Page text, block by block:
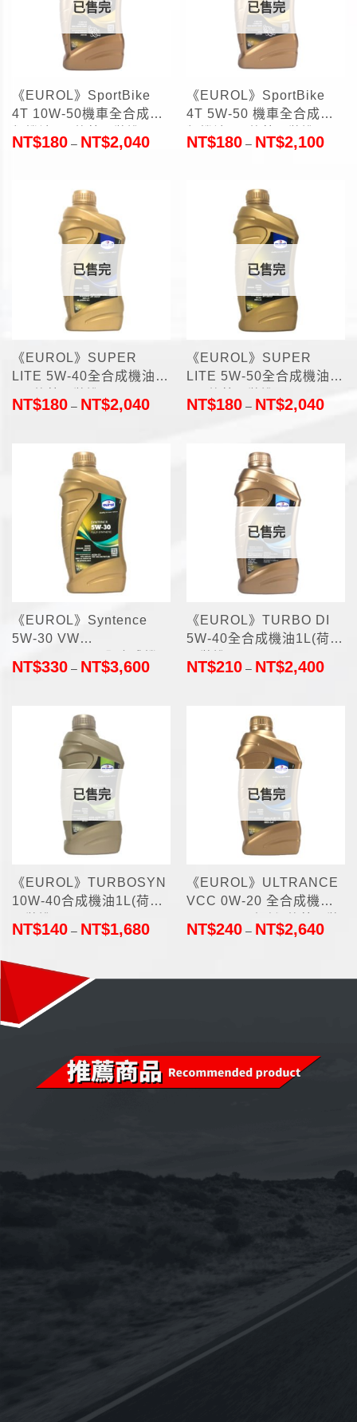
已售完
《EUROL》SportBike
4T 10W-50機車全合成酯
類機油1L(荷蘭原裝進口)
NT$180– NT$2,040
已售完
《EUROL》SportBike
4T 5W-50 機車全合成酯
類機油1L(荷蘭原裝進口)
NT$180– NT$2,100
已售完
《EUROL》SUPER
LITE 5W-40全合成機油
1L(荷蘭原裝進口)
NT$180– NT$2,040
已售完
《EUROL》SUPER
LITE 5W-50全合成機油
1L(荷蘭原裝進口)
NT$180– NT$2,040
《EUROL》Syntence
5W-30 VW
504.00/507.00全合成機
油1L(荷蘭原裝進口)
NT$330– NT$3,600
已售完
《EUROL》TURBO DI
5W-40全合成機油1L(荷蘭
原裝進口)
NT$210– NT$2,400
已售完
《EUROL》TURBOSYN
10W-40合成機油1L(荷蘭
原裝進口)
NT$140– NT$1,680
已售完
《EUROL》ULTRANCE
VCC 0W-20 全合成機油
1L-VOLVO認證(荷蘭原裝
進口)
NT$240– NT$2,640
《CPC台灣中油-國光牌》
超優E9 15w-40適用DPF
配備[柴油車用-CJ4-五期
NT$